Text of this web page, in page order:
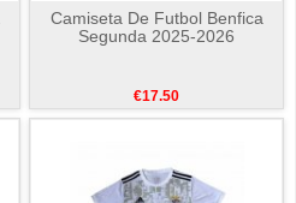
Camiseta De Futbol Benfica
Segunda 2025-2026
€17.50